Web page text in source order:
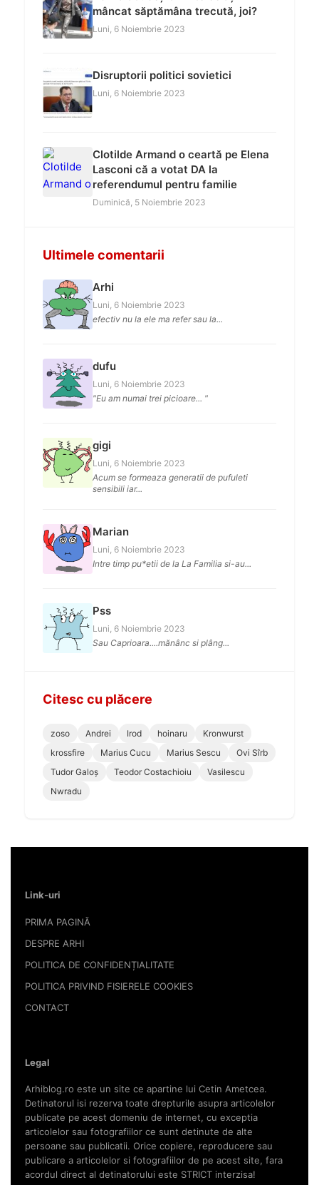
mâncat săptămâna trecută, joi?
Luni, 6 Noiembrie 2023
Disruptorii politici sovietici
Luni, 6 Noiembrie 2023
Clotilde Armand o ceartă pe Elena
Lasconi că a votat DA la
referendumul pentru familie
Duminică, 5 Noiembrie 2023
Ultimele comentarii
Arhi
Luni, 6 Noiembrie 2023
efectiv nu la ele ma refer sau la...
dufu
Luni, 6 Noiembrie 2023
"Eu am numai trei picioare... "
gigi
Luni, 6 Noiembrie 2023
Acum se formeaza generatii de pufuleti
sensibili iar...
Marian
Luni, 6 Noiembrie 2023
Intre timp pu*etii de la La Familia si-au...
Pss
Luni, 6 Noiembrie 2023
Sau Caprioara....mănânc si plâng...
Citesc cu plăcere
zoso Andrei Irod hoinaru
Kronwurst
krossfire
Marius Cucu Marius Sescu
Ovi Sîrb
Tudor Galoș
Teodor Costachioiu
Vasilescu
Nwradu
Link-uri
PRIMA PAGINĂ
DESPRE ARHI
POLITICA DE CONFIDENȚIALITATE
POLITICA PRIVIND FISIERELE COOKIES
CONTACT
Legal
Arhiblog.ro este un site ce apartine lui Cetin Ametcea.
Detinatorul isi rezerva toate drepturile asupra articolelor
publicate pe acest domeniu de internet, cu exceptia
articolelor sau fotografiilor ce sunt detinute de alte
persoane sau publicatii. Orice copiere, reproducere sau
publicare a articolelor si fotografiilor de pe acest site, fara
acordul direct al detinatorului este STRICT interzisa!